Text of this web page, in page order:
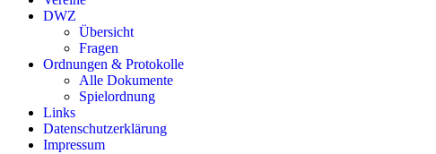
DWZ
Übersicht
Fragen
Ordnungen & Protokolle
Alle Dokumente
Spielordnung
Links
Datenschutzerklärung
Impressum